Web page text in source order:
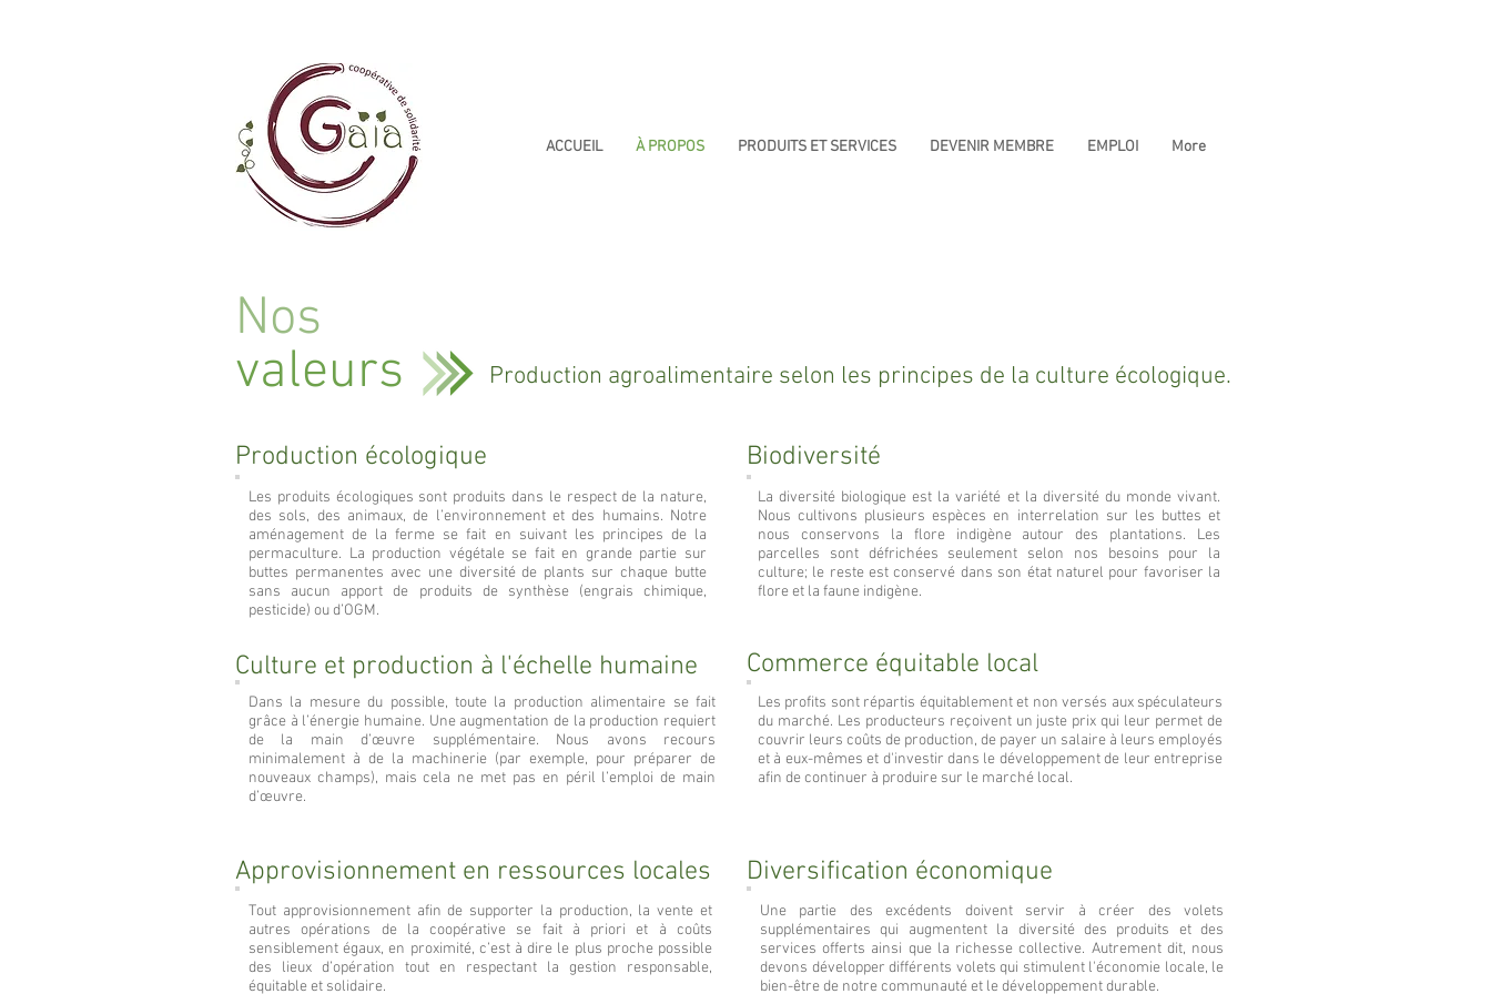
ACCUEIL À PROPOS PRODUITS ET SERVICES DEVENIR MEMBRE EMPLOI More
Une partie des excédents doivent servir à créer des volets
supplémentaires qui augmentent la diversité des produits et des
services offerts ainsi que la richesse collective. Autrement dit, nous
devons développer différents volets qui stimulent l'économie locale, le
bien-être de notre communauté et le développement durable.
La diversité biologique est la variété et la diversité du monde vivant.
Nous cultivons plusieurs espèces en interrelation sur les buttes et
nous conservons la flore indigène autour des plantations. Les
parcelles sont défrichées seulement selon nos besoins pour la
culture; le reste est conservé dans son état naturel pour favoriser la
flore et la faune indigène.
Nos
valeurs
Production écologique Biodiversité
Commerce équitable local
Les profits sont répartis équitablement et non versés aux spéculateurs
du marché. Les producteurs reçoivent un juste prix qui leur permet de
couvrir leurs coûts de production, de payer un salaire à leurs employés
et à eux-mêmes et d'investir dans le développement de leur entreprise
afin de continuer à produire sur le marché local.
Culture et production à l'échelle humaine
Les produits écologiques sont produits dans le respect de la nature,
des sols, des animaux, de l’environnement et des humains. Notre
aménagement de la ferme se fait en suivant les principes de la
permaculture. La production végétale se fait en grande partie sur
buttes permanentes avec une diversité de plants sur chaque butte
sans aucun apport de produits de synthèse (engrais chimique,
pesticide) ou d’OGM.
Tout approvisionnement afin de supporter la production, la vente et
autres opérations de la coopérative se fait à priori et à coûts
sensiblement égaux, en proximité, c’est à dire le plus proche possible
des lieux d’opération tout en respectant la gestion responsable,
équitable et solidaire.
Dans la mesure du possible, toute la production alimentaire se fait
grâce à l’énergie humaine. Une augmentation de la production requiert
de la main d’œuvre supplémentaire. Nous avons recours
minimalement à de la machinerie (par exemple, pour préparer de
nouveaux champs), mais cela ne met pas en péril l’emploi de main
d’œuvre.
Diversification économique
Production agroalimentaire selon les principes de la culture écologique.
Approvisionnement en ressources locales